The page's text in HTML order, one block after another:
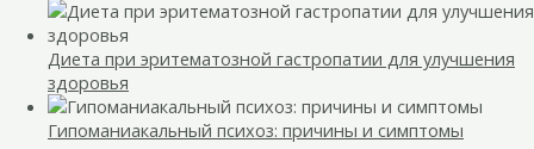
Диета при эритематозной гастропатии для улучшения
здоровья
Гипоманиакальный психоз: причины и симптомы